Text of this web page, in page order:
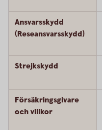
Ansvarsskydd
(Reseansvarsskydd)
Strejkskydd
Försäkringsgivare
och villkor